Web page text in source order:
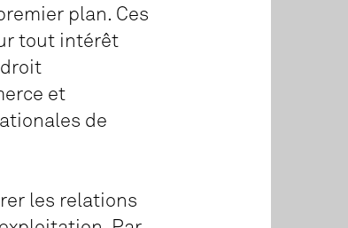
plan. Ces
tout intérêt
et
de
les relations